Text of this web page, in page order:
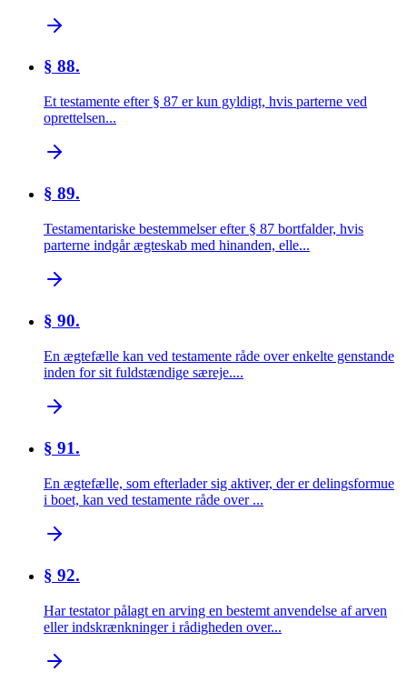
§ 88.
Et testamente efter § 87 er kun gyldigt, hvis parterne ved
oprettelsen...
§ 89.
Testamentariske bestemmelser efter § 87 bortfalder, hvis
parterne indgår ægteskab med hinanden, elle...
§ 90.
En ægtefælle kan ved testamente råde over enkelte genstande
inden for sit fuldstændige særeje....
§ 91.
En ægtefælle, som efterlader sig aktiver, der er delingsformue
i boet, kan ved testamente råde over ...
§ 92.
Har testator pålagt en arving en bestemt anvendelse af arven
eller indskrænkninger i rådigheden over...